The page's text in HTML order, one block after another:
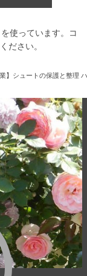
使っています。
コ
ださい。
】シュートの保護と整理